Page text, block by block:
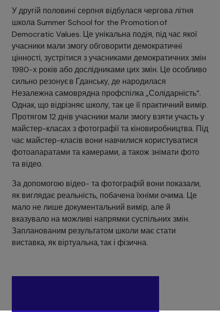
У другій половині серпня відбулася чергова літня
школа Summer School for the Promotion of
Democratic Values. Це унікальна подія, під час якої
учасники мали змогу обговорити демократичні
цінності, зустрітися з учасниками демократичних змін
1980-х років або дослідниками цих змін. Це особливо
сильно резонує в Гданську, де народилася
Незалежна самоврядна профспілка „Солідарність”.
Однак, що відрізняє школу, так це її практичний вимір.
Протягом 12 днів учасники мали змогу взяти участь у
майстер-класах з фотографії та кіновиробництва. Під
час майстер-класів вони навчилися користуватися
фотоапаратами та камерами, а також знімати фото
та відео.
За допомогою відео- та фотографій вони показали,
як виглядає реальність, побачена їхніми очима. Це
мало не лише документальний вимір, але й
вказувало на можливі напрямки суспільних змін.
Запланованим результатом школи має стати
виставка, як віртуальна, так і фізична.